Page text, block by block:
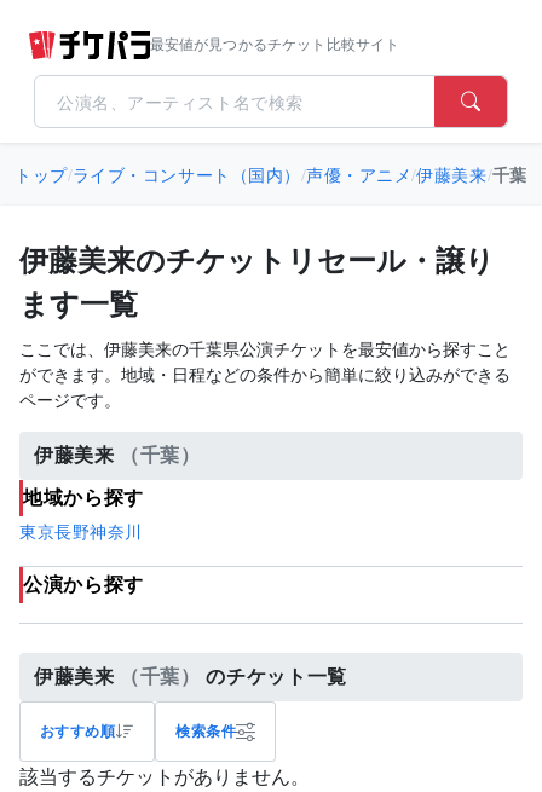
最安値が見つかるチケット比較サイト
トップ/ライブ・コンサート（国内） /声優・アニメ/伊藤美来/千葉
伊藤美来のチケットリセール・譲り
ます一覧
ここでは、伊藤美来の千葉県公演チケットを最安値から探すこと
ができます。地域・日程などの条件から簡単に絞り込みができる
ページです。
伊藤美来 （千葉）
地域から探す
東京長野神奈川
公演から探す
伊藤美来 （千葉） のチケット一覧
おすすめ順 検索条件
該当するチケットがありません。